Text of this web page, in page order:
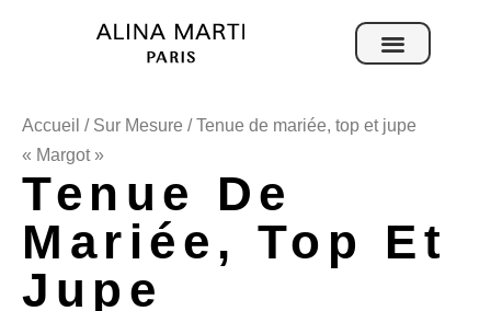
Accueil / Sur Mesure / Tenue de mariée, top et jupe
« Margot »
Tenue De
Mariée, Top Et
Jupe